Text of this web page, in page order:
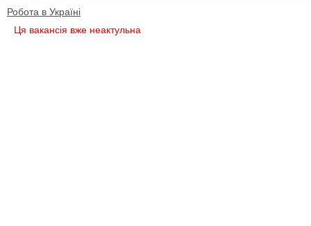
Робота в Україні
Ця вакансія вже неактульна